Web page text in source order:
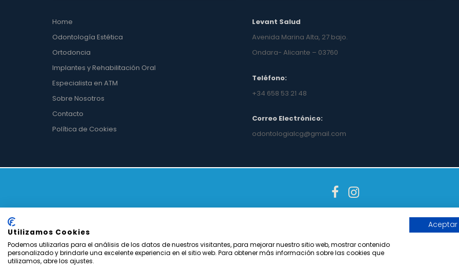
Home
Odontología Estética
Ortodoncia
Implantes y Rehabilitación Oral
Especialista en ATM
Sobre Nosotros
Contacto
Política de Cookies
Levant Salud
Avenida Marina Alta, 27 bajo.
Ondara- Alicante – 03760
Teléfono:
+34 658 53 21 48
Correo Electrónico:
odontologialcg@gmail.com
Copyright © Levante Salud Odontología - v.2021
Utilizamos Cookies
Podemos utilizarlas para el análisis de los datos de nuestros visitantes, para mejorar nuestro sitio web, mostrar contenido
personalizado y brindarle una excelente experiencia en el sitio web. Para obtener más información sobre las cookies que
utilizamos, abre los ajustes.